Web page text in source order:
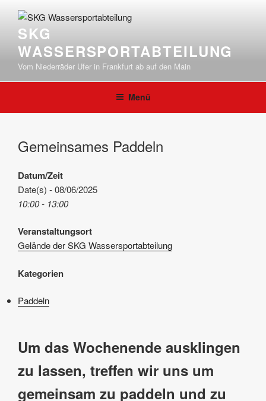
Inhalt
springenSKG
WASSERSPORTABTEILUNG
Vom Niederräder Ufer in Frankfurt ab auf den Main
Menü
Gemeinsames Paddeln
Datum/Zeit
Date(s) - 08/06/2025
10:00 - 13:00
Veranstaltungsort
Gelände der SKG Wassersportabteilung
Kategorien
Paddeln
Um das Wochenende ausklingen
zu lassen, treffen wir uns um
gemeinsam zu paddeln und zu